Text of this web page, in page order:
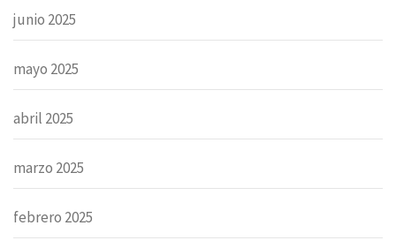
junio 2025
mayo 2025
abril 2025
marzo 2025
febrero 2025